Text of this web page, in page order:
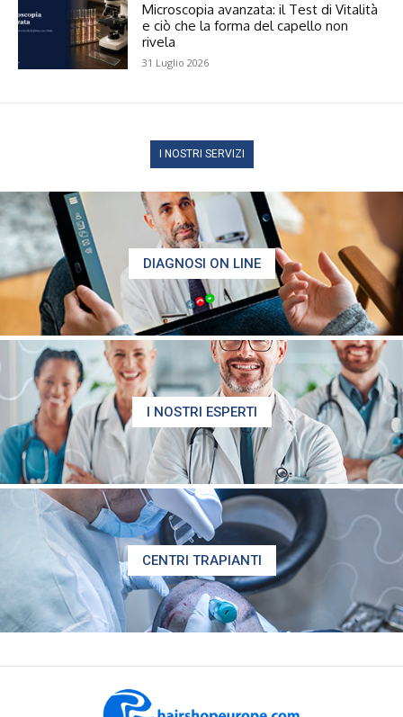
Microscopia avanzata: il Test di Vitalità
e ciò che la forma del capello non
rivela
31 Luglio 2026
I NOSTRI SERVIZI
DIAGNOSI ON LINE
I NOSTRI ESPERTI
CENTRI TRAPIANTI